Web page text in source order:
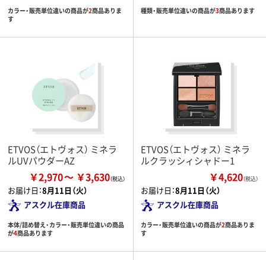
カラー・販売単位違いの商品が2商品ありま
す
種類・販売単位違いの商品が3商品あります
ETVOS（エトヴォス） ミネラ
ルUVパウダーAZ
￥2,970 ￥3,630
お届け日：8月11日（火）
アスクル在庫商品
本体/詰め替え・カラー・販売単位違いの商品
が4商品あります
ETVOS（エトヴォス） ミネラ
ルクラッシィシャドー1
￥4,620（税込）
お届け日：8月11日（火）
アスクル在庫商品
カラー・販売単位違いの商品が2商品ありま
す